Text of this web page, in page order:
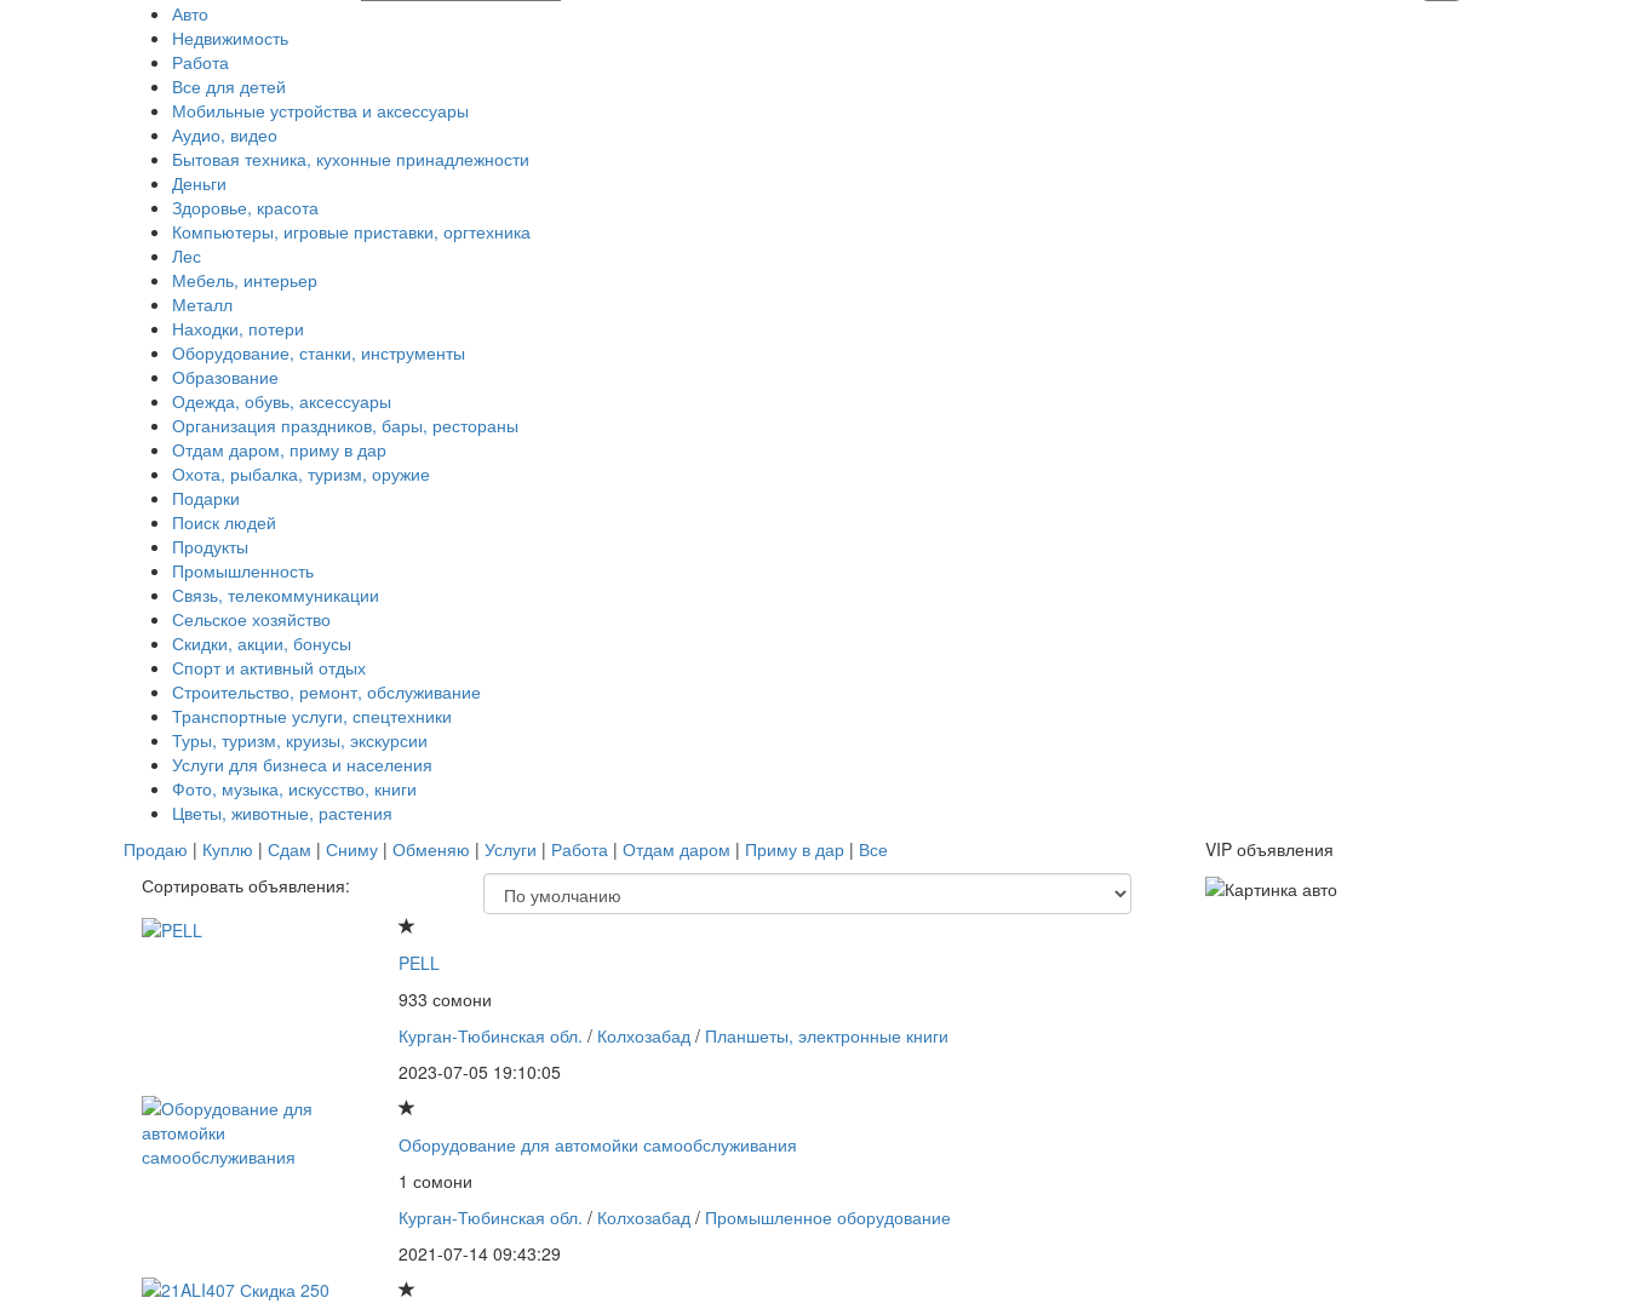
Авто
Недвижимость
Работа
Все для детей
Мобильные устройства и аксессуары
Аудио, видео
Бытовая техника, кухонные принадлежности
Деньги
Здоровье, красота
Компьютеры, игровые приставки, оргтехника
Лес
Мебель, интерьер
Металл
Находки, потери
Оборудование, станки, инструменты
Образование
Одежда, обувь, аксессуары
Организация праздников, бары, рестораны
Отдам даром, приму в дар
Охота, рыбалка, туризм, оружие
Подарки
Поиск людей
Продукты
Промышленность
Связь, телекоммуникации
Сельское хозяйство
Скидки, акции, бонусы
Спорт и активный отдых
Строительство, ремонт, обслуживание
Транспортные услуги, спецтехники
Туры, туризм, круизы, экскурсии
Услуги для бизнеса и населения
Фото, музыка, искусство, книги
Цветы, животные, растения
Продаю | Куплю | Сдам | Сниму | Обменяю | Услуги | Работа | Отдам даром | Приму в дар | Все
Сортировать объявления:
PELL
933 сомони
Курган-Тюбинская обл. / Колхозабад/ Планшеты, электронные книги
2023-07-05 19:10:05
Оборудование для автомойки самообслуживания
1 сомони
Курган-Тюбинская обл. / Колхозабад/ Промышленное оборудование
2021-07-14 09:43:29
VIP объявления